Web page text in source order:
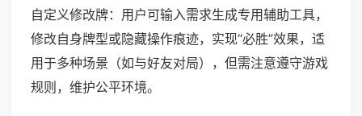
自定义修改牌：用户可输入需求生成专用辅助工具，
修改自身牌型或隐藏操作痕迹，实现“必胜”效果，适
用于多种场景（如与好友对局），但需注意遵守游戏
规则，维护公平环境。